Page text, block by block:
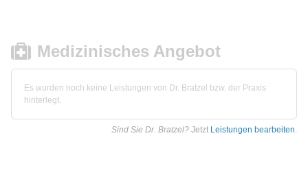
Medizinisches Angebot
Es wurden noch keine Leistungen von Dr. Bratzel bzw. der Praxis
hinterlegt.
Sind Sie Dr. Bratzel? Jetzt Leistungen bearbeiten.